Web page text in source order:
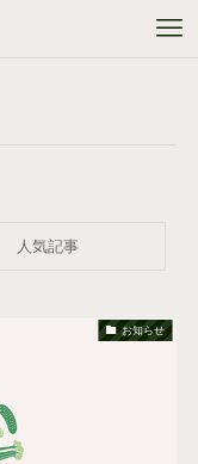
人気記事
お知らせ